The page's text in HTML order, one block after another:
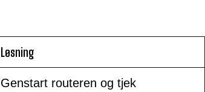
Løsning
Genstart routeren og tjek